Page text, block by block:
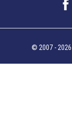
© 2007 - 2026